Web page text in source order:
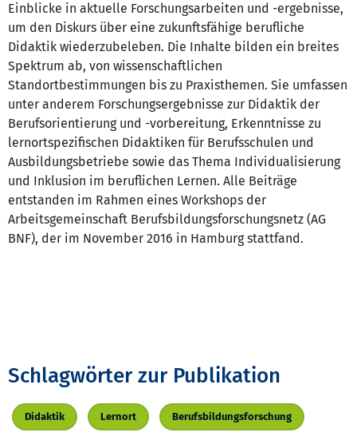
Einblicke in aktuelle Forschungsarbeiten und -ergebnisse,
um den Diskurs über eine zukunftsfähige berufliche
Didaktik wiederzubeleben. Die Inhalte bilden ein breites
Spektrum ab, von wissenschaftlichen
Standortbestimmungen bis zu Praxisthemen. Sie umfassen
unter anderem Forschungsergebnisse zur Didaktik der
Berufsorientierung und -vorbereitung, Erkenntnisse zu
lernortspezifischen Didaktiken für Berufsschulen und
Ausbildungsbetriebe sowie das Thema Individualisierung
und Inklusion im beruflichen Lernen. Alle Beiträge
entstanden im Rahmen eines Workshops der
Arbeitsgemeinschaft Berufsbildungsforschungsnetz (AG
BNF), der im November 2016 in Hamburg stattfand.
Schlagwörter zur Publikation
Didaktik Lernort Berufsbildungsforschung